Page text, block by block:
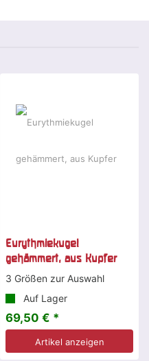
Eurythmiekugel
gehämmert, aus Kupfer
3 Größen zur Auswahl
Auf Lager
69,50 € *
Artikel anzeigen